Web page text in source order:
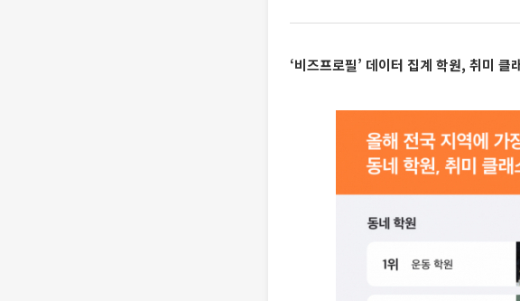
‘비즈프로필’ 데이터 집계 학원, 취미 클